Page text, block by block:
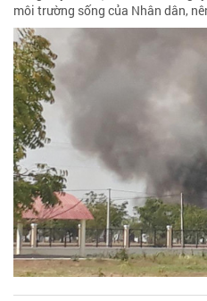
môi trường sống của Nhân dân,